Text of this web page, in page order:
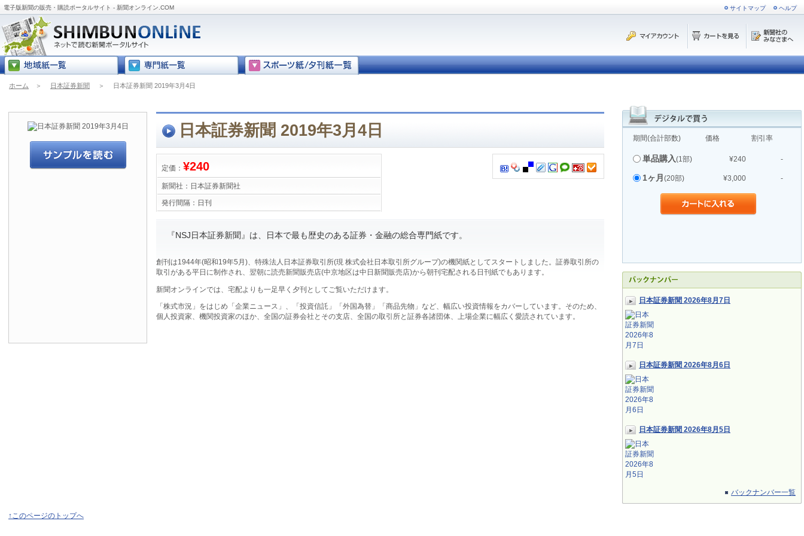
電子版新聞の販売・購読ポータルサイト - 新聞オンライン.COM サイトマップ ヘルプ
ホーム ＞ 日本証券新聞 ＞ 日本証券新聞 2019年3月4日
期間(合計部数) 価格 割引率
単品購入(1部) ¥240 -
1ヶ月 (20部) ¥3,000 -
日本証券新聞 2026年8月7日
日本証券新聞 2026年8月6日
日本証券新聞 2026年8月5日
バックナンバー一覧
日本証券新聞 2019年3月4日
定価： ¥240
新聞社： 日本証券新聞社
発行間隔： 日刊
『NSJ日本証券新聞』は、日本で最も歴史のある証券・金融の総合専門紙です。
創刊は1944年(昭和19年5月)、特殊法人日本証券取引所(現 株式会社日本取引所グループ)の機関紙としてスタートしました。証券取引所の
取引がある平日に制作され、翌朝に読売新聞販売店(中京地区は中日新聞販売店)から朝刊宅配される日刊紙でもあります。
新聞オンラインでは、宅配よりも一足早く夕刊としてご覧いただけます。
「株式市況」をはじめ「企業ニュース」、「投資信託」「外国為替」「商品先物」など、幅広い投資情報をカバーしています。そのため、
個人投資家、機関投資家のほか、全国の証券会社とその支店、全国の取引所と証券各諸団体、上場企業に幅広く愛読されています。
↑このページのトップへ